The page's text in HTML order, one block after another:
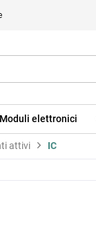
Moduli elettronici
attivi IC